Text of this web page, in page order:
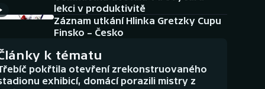
lekci v produktivitě
Záznam utkání Hlinka Gretzky Cupu
Finsko – Česko
k tématu
pokřtila otevření zrekonstruovaného
exhibicí, domácí porazili mistry z